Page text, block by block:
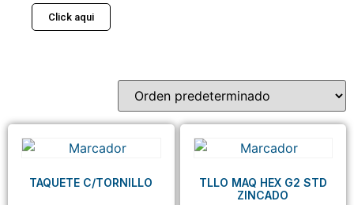
Click aqui
TAQUETE C/TORNILLO
TLLO MAQ HEX G2 STD
ZINCADO